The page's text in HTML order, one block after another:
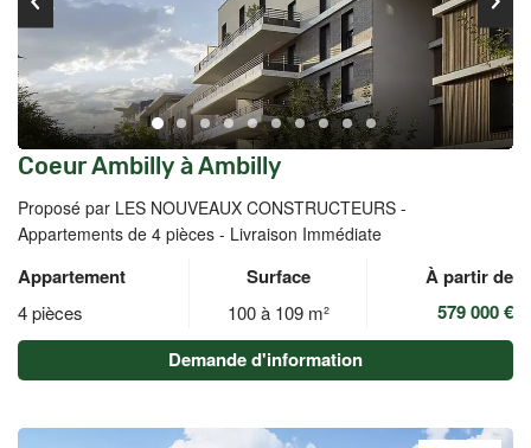
Coeur Ambilly à Ambilly
Proposé par LES NOUVEAUX CONSTRUCTEURS -
Appartements de 4 pièces - Livraison Immédiate
Appartement Surface À partir de
4 pièces 100 à 109 m²
579 000 €
Demande d'information